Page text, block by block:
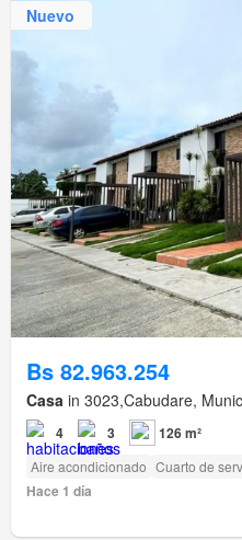
Nuevo
Bs 82.963.254
Casa in 3023,Cabudare,
4 3 126 m²
Aire acondicionado Cuarto de
Hace 1 día